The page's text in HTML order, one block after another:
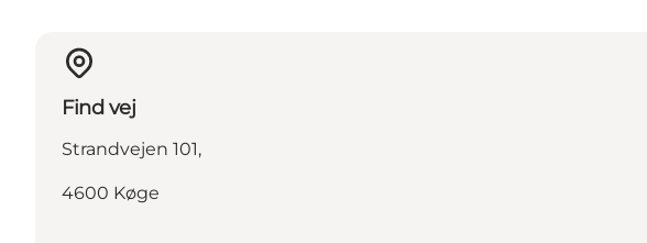
Find vej
Strandvejen 101,
4600 Køge